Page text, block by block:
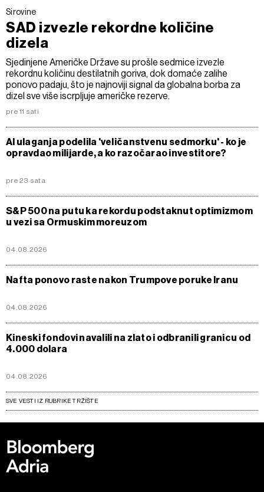
Sirovine
SAD izvezle rekordne količine
dizela
Sjedinjene Američke Države su prošle sedmice izvezle
rekordnu količinu destilatnih goriva, dok domaće zalihe
ponovo padaju, što je najnoviji signal da globalna borba za
dizel sve više iscrpljuje američke rezerve.
pre 11 sati
AI ulaganja podelila 'veličanstvenu sedmorku' - ko je
opravdao milijarde, a ko razočarao investitore?
pre 23 sata
S&P 500 na putu ka rekordu podstaknut optimizmom
u vezi sa Ormuskim moreuzom
04.08.2026
Nafta ponovo raste nakon Trumpove poruke Iranu
04.08.2026
Kineski fondovi navalili na zlato i odbranili granicu od
4.000 dolara
04.08.2026
SVE VESTI IZ RUBRIKE TRŽIŠTE